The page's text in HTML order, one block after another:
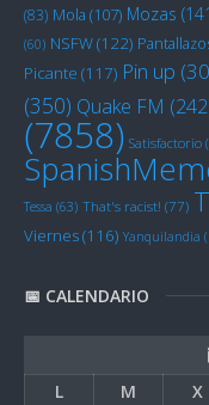
(83) Mola (107) Mozas
(60) NSFW(122)
Picante (117) Pin up
(350) Quake FM
(7858) Satisfactorio
Tessa (63) That's racist! (77)
Viernes(116) Yanquilandia
📅 CALENDARIO
L
M X